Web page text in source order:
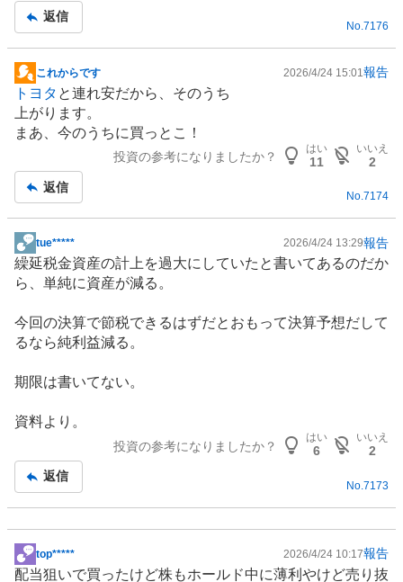
事
返信
No. 7176
掲
示
板
記
これからです 2026/4/24 15:01 報告
トヨタ と連れ安だから、そのうち
上がります。
まあ、今のうちに買っとこ！
投資の参考になりましたか？
はい
11
いいえ
2
返信
No.7174
掲
示
板
事
tue***** 2026/4/24 13:29報告
繰延税金資産の計上を過大にしていたと書いてあるのだか
ら、単純に資産が減る。
今回の決算で節税できるはずだとおもって決算予想だして
るなら純利益減る。
期限は書いてない。
資料より。
投資の参考になりましたか？
はい
6
いいえ
2
返信
No. 7173
掲
top***** 2026/4/24 10:17報告
配当狙いで買ったけど株もホールド中に薄利やけど売り抜